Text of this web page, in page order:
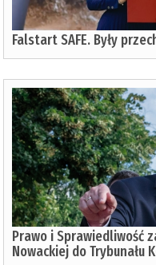
Falstart SAFE. Były
Prawo i Sprawiedliwość
Nowackiej do Trybunału